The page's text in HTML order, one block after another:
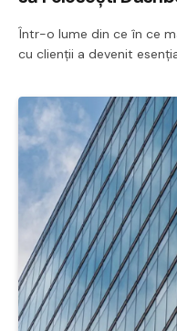
Într-o lume din ce în ce
cu clienții a devenit